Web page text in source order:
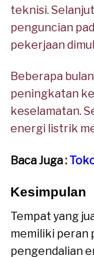
teknisi.
penguncian
pekerjaan
Beberapa
peningkatan
keselamatan.
energi listrik
Baca Juga :
Kesimpulan
Tempat yang
memiliki peran
pengendalian